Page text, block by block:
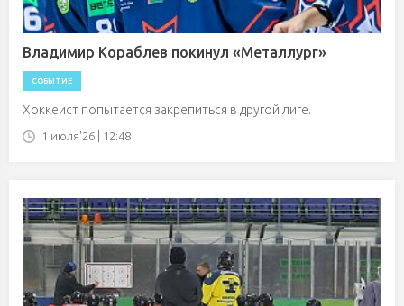
Владимир Кораблев покинул «Металлург»
СОБЫТИЕ
Хоккеист попытается закрепиться в другой лиге.
1 июля'26 | 12:48